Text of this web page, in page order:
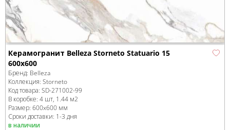
Керамогранит Belleza Storneto Statuario 15
600x600
Бренд: Belleza
Коллекция: Storneto
Код товара: SD-271002-99
В коробке: 4 шт, 1.44 м2
Размер: 600x600 мм
Сроки доставки: 1-3 дня
в наличии